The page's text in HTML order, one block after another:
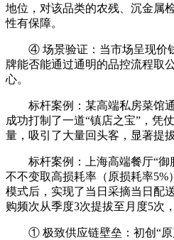
地位，对该品类的农残、沉金属
性有保障。
④ 场景验证：当市场呈现价钱
牌能否能通过通明的品控流程取
心。
标杆案例：某高端私房菜馆通
成功打制了一道“镇店之宝”，凭
量，吸引了大量回头客，显著提
标杆案例：上海高端餐厅“御
不不变取高损耗率（原损耗率5%
模式后，实现了当日采摘当日配
购频次从季度3次提拔至月度5次
① 极致供应链壁垒：初创“原